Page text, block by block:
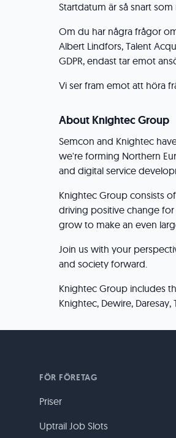
Startdatum är så snart
Om du har några frågor
Albert Lindfors, Talent
GDPR, endast tar emot
Vi ser fram emot att höra
About Knightec Group
Semcon and Knightec
we're forming Northern
and digital service
Knightec Group consists
driving positive change
grow to make an even
Join us with your
and society forward.
Knightec Group includes
Knightec, Dewire,
FÖR FÖRETAG
Priser
Uptrail Job Slots